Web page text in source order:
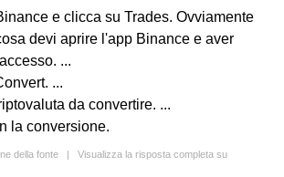
e clicca su Trades. Ovviamente
devi aprire l'app Binance e aver
...
...
da convertire. ...
la conversione.
della fonte | Visualizza la risposta completa su